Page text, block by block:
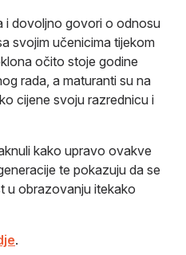
i dovoljno govori o odnosu
svojim učenicima tijekom
očito stoje godine
rada, a maturanti su na
cijene svoju razrednicu i
kako upravo ovakve
te pokazuju da se
u obrazovanju itekako
.